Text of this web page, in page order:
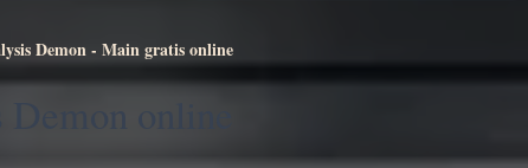
Demon - Main gratis online